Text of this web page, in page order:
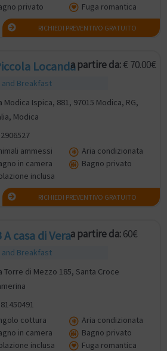
privato
Fuga romantica
RICHIEDI PREVENTIVO GRATUITO
Locanda
and Breakfast
a partire da:€ 70.00€
Modica Ispica, 881, 97015 Modica, RG,
Modica
ammessi
Aria condizionata
in camera
Bagno privato
inclusa
RICHIEDI PREVENTIVO GRATUITO
A casa di Vera
and Breakfast
a partire da:60€
Torre di Mezzo 185, Santa Croce
cottura
Aria condizionata
in camera
Bagno privato
inclusa
Fuga romantica